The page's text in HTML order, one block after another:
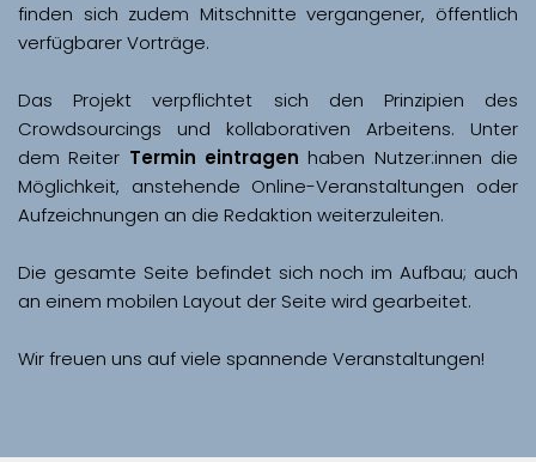
finden sich zudem Mitschnitte vergangener, öffentlich
Das Projekt verpflichtet sich den Prinzipien des
Crowdsourcings und kollaborativen Arbeitens. Unter
dem Reiter Termin eintragen haben Nutzer:innen die
Möglichkeit, anstehende Online-Veranstaltungen oder
Aufzeichnungen an die Redaktion weiterzuleiten.
Die gesamte Seite befindet sich noch im Aufbau; auch
Wir freuen uns auf viele spannende Veranstaltungen!